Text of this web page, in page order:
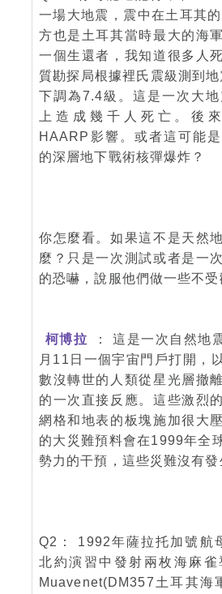
一場大地震，震中在土耳其
方也是土耳其當時最大的海
一個生還者，我知道很多人
質勘探局根據裡氏震級測到
下調為7.4級。這是一次大
上造成幾千人死亡。後
HAARP影響。或者這可能
的深層地下戰術核彈爆炸？
你怎麼看。如果這不是天然
麼？只是一次測試或者是一
的恐嚇，說服他們做一些不受
柯博拉
： 這是一次自然地
月11日一個宇宙門戶打開，
數沒轉世的人類從星光層撤
的一次直接反應。這些激烈
網格和地表的板塊施加很大
的大災難預料會在1999年全
勢力的干預，這些災難沒有發
Q2： 1992年薩拉托加號航
北約演習中發射兩枚海麻
Muavenet(DM357土耳其海